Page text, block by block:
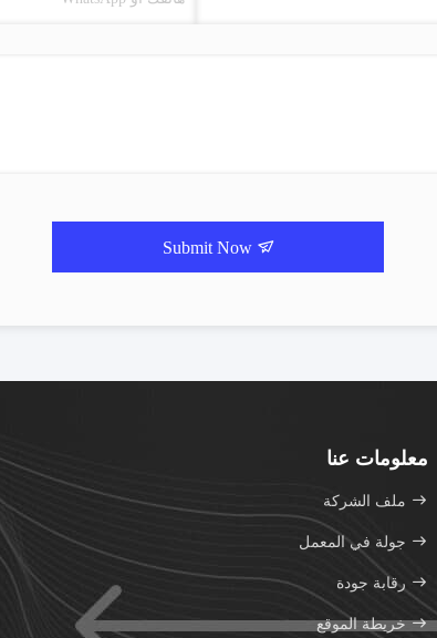
Submit Now
معلومات عنا
ملف الشركة
جولة في المعمل
رقابة جودة
خريطة الموقع